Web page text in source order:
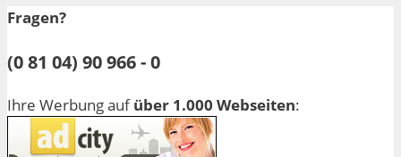
Fragen?
(0 81 04) 90 966 - 0
Ihre Werbung aufüber 1.000 Webseiten: